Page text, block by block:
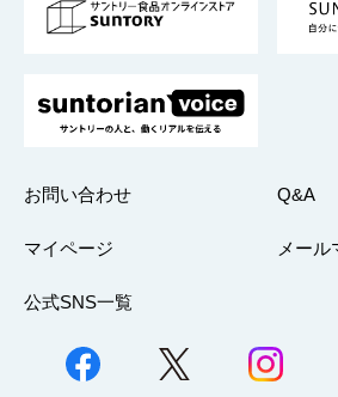
採用情報
お問い合わせ Q&A
マイページ メール
公式SNS一覧